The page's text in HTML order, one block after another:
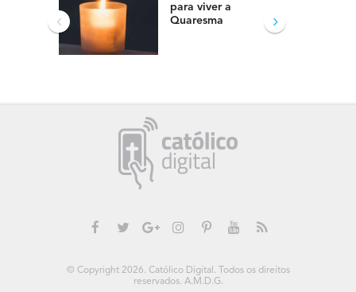
para viver a
Quaresma
‹ ›
© Copyright 2026. Católico Digital. Todos os direitos
reservados. A.M.D.G.